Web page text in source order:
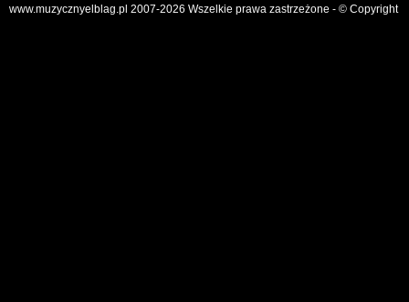
www.muzycznyelblag.pl 2007-2026 Wszelkie prawa zastrzeżone - © Copyright